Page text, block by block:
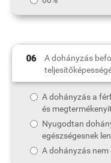
A dohányzás
A dohányzás a
és
Nyugodtan
egészségesnek
A dohányzás